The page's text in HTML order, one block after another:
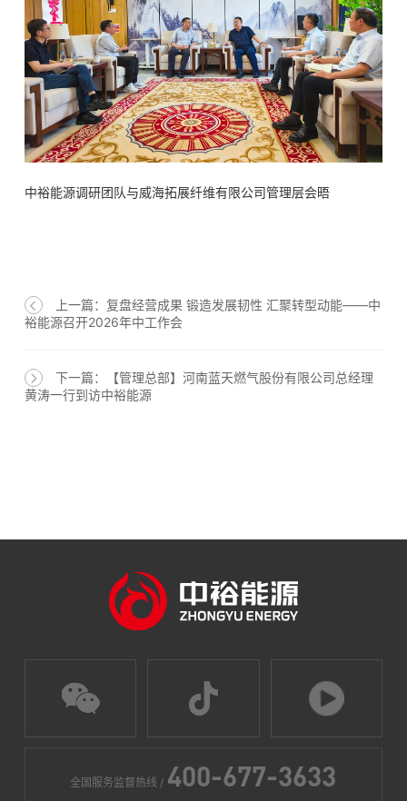
中裕能源调研团队与威海拓展纤维有限公司管理层会晤
上一篇：复盘经营成果 锻造发展韧性 汇聚转型动能——中
裕能源召开2026年中工作会
下一篇：【管理总部】河南蓝天燃气股份有限公司总经理
黄涛一行到访中裕能源
全国服务监督热线 / 400-677-3633